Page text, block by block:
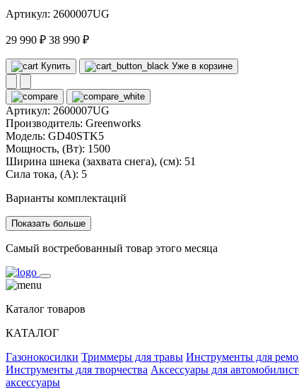
Артикул: 2600007UG
29 990 ₽ 38 990 ₽
Купить Уже в корзине
Артикул: 2600007UG
Производитель: Greenworks
Модель: GD40STK5
Мощность, (Вт): 1500
Ширина шнека (захвата снега), (см): 51
Сила тока, (А): 5
Варианты комплектаций
Показать больше
Самый востребованный товар этого месяца
Каталог товаров
КАТАЛОГ
Газонокосилки Триммеры для травы Инструменты для
Инструменты для творчества Аксессуары для
аксессуары